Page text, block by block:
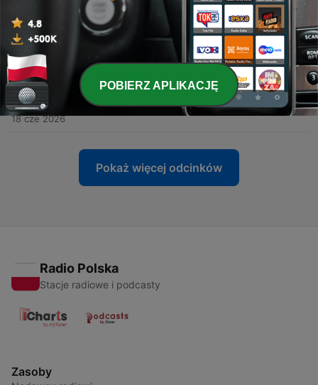
431 - 16 inolvidables canciones de 1976 en su 50
aniversario - #248
25 cze 2026
430 - La reina está muerta y los Smiths en 1986 por 40
aniversario - #247
18 cze 2026
Pokaż więcej odcinków
Radio Polska
Stacje radiowe i podcasty
Zasoby
POBIERZ APLIKACJĘ